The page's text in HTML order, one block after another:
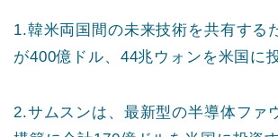
1.韓米両国間の未来技術を共有する
が400億ドル、44兆ウォンを米国に
2.サムスンは、最新型の半導体ファ